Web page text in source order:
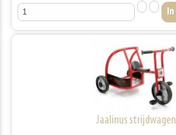
Jaalinus strijdwagen